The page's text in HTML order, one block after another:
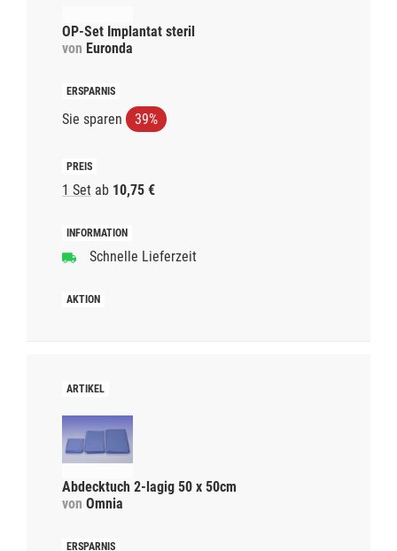
OP-Set Implantat steril
von Euronda
Sie sparen 39%
1 Set ab 10,75 €
Schnelle Lieferzeit
Abdecktuch 2-lagig 50 x 50cm
von Omnia